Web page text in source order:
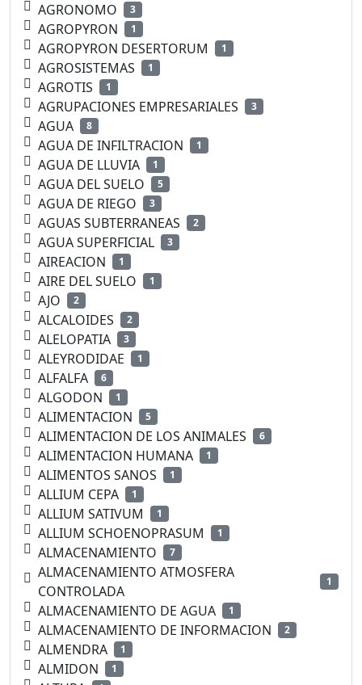
AGRONOMO 3
AGROPYRON 1
AGROPYRON DESERTORUM 1
AGROSISTEMAS 1
AGROTIS 1
AGRUPACIONES EMPRESARIALES 3
AGUA 8
AGUA DE INFILTRACION 1
AGUA DE LLUVIA 1
AGUA DEL SUELO 5
AGUA DE RIEGO 3
AGUAS SUBTERRANEAS 2
AGUA SUPERFICIAL 3
AIREACION 1
AIRE DEL SUELO 1
AJO 2
ALCALOIDES 2
ALELOPATIA 3
ALEYRODIDAE 1
ALFALFA 6
ALGODON 1
ALIMENTACION 5
ALIMENTACION DE LOS ANIMALES 6
ALIMENTACION HUMANA 1
ALIMENTOS SANOS 1
ALLIUM CEPA 1
ALLIUM SATIVUM 1
ALLIUM SCHOENOPRASUM 1
ALMACENAMIENTO 7
ALMACENAMIENTO ATMOSFERA
CONTROLADA
1
ALMACENAMIENTO DE AGUA 1
ALMACENAMIENTO DE INFORMACION 2
ALMENDRA 1
ALMIDON 1